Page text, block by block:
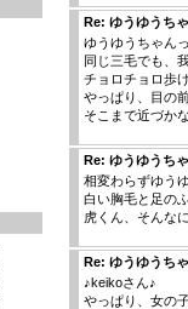
Re: ゆうゆうち
ゆうゆうちゃん
同じ三毛でも、
チョロチョロ歩
やっぱり、目の
そこまで近づか
Re: ゆうゆうち
相変わらずゆう
白い胸毛と足の
虎くん、そんな
Re: ゆうゆうち
♪keikoさん♪
やっぱり、女の